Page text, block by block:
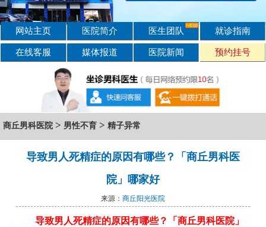
网站主页 医院简介 医生团队 就诊指南
在线客服 媒体报道 医院新闻 预约挂号
商丘男科医院 > 男性不育 > 精子异常
导致男人死精症的原因有哪些？「商丘男科医
院」哪家好
来源： 商丘阳光医院
导致男人死精症的原因有哪些？
「商丘男科医院」